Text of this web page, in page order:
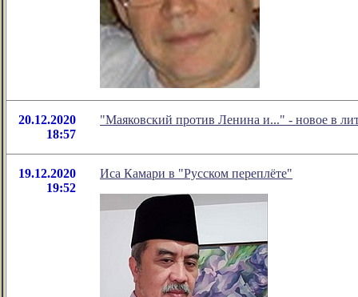
20.12.2020
18:57
"Маяковский против Ленина и..." - новое в
19.12.2020
19:52
Иса Камари в "Русском переплёте"